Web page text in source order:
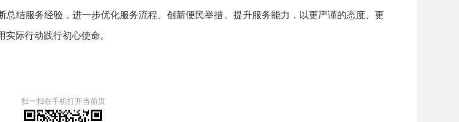
服务经验，进一步优化服务流程、创新便民举措、提升服务能力，以更严谨的态度、更
际行动践行初心使命。
扫一扫在手机打开当前页